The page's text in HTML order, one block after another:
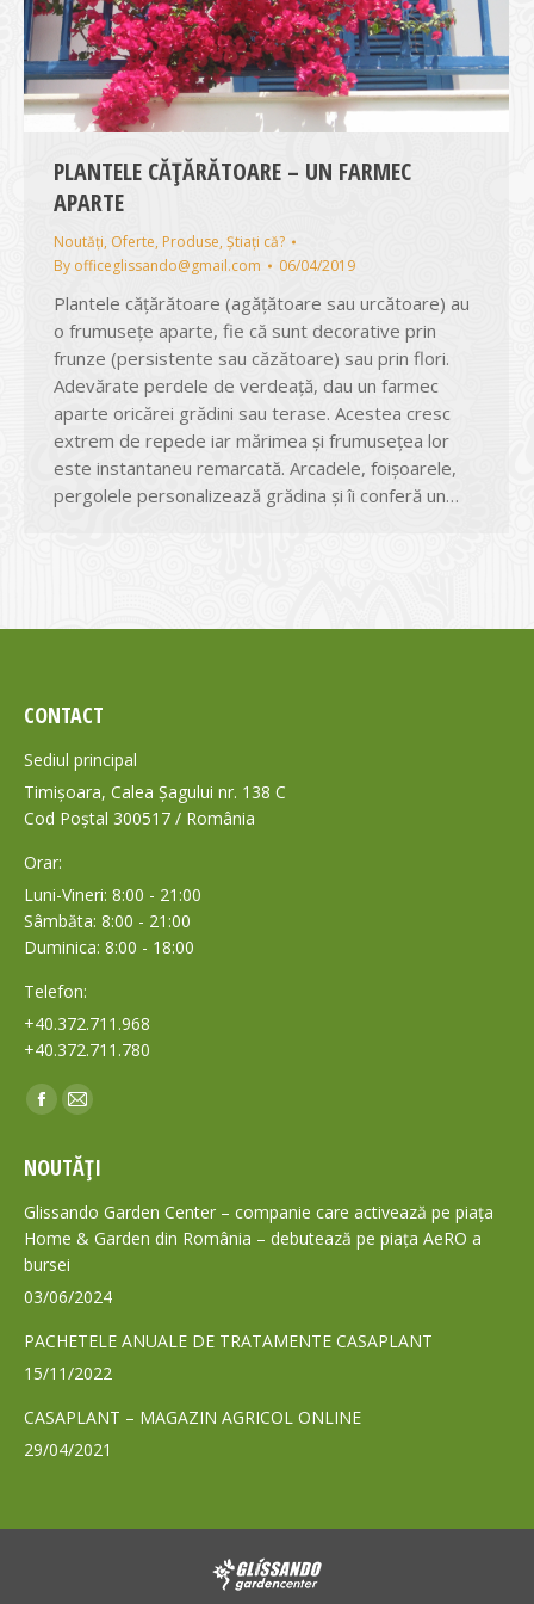
PLANTELE CĂȚĂRĂTOARE – UN FARMEC
APARTE
Noutăți, Oferte, Produse, Știați că?
By officeglissando@gmail.com 06/04/2019
Plantele cățărătoare (agățătoare sau urcătoare) au
o frumusețe aparte, fie că sunt decorative prin
frunze (persistente sau căzătoare) sau prin flori.
Adevărate perdele de verdeaţă, dau un farmec
aparte oricărei grădini sau terase. Acestea cresc
extrem de repede iar mărimea şi frumuseţea lor
este instantaneu remarcată. Arcadele, foişoarele,
pergolele personalizează grădina şi îi conferă un…
CONTACT
Sediul principal
Timișoara, Calea Șagului nr. 138 C
Cod Poștal 300517 / România
Orar:
Luni-Vineri: 8:00 - 21:00
Sâmbăta: 8:00 - 21:00
Duminica: 8:00 - 18:00
Telefon:
+40.372.711.968
+40.372.711.780
Find us on:
Facebook
opens
in
new
window
Mail
opens
in
new
NOUTĂȚI
Glissando Garden Center – companie care activează pe piața
Home & Garden din România – debutează pe piața AeRO a
bursei
03/06/2024
PACHETELE ANUALE DE TRATAMENTE CASAPLANT
15/11/2022
CASAPLANT – MAGAZIN AGRICOL ONLINE
29/04/2021